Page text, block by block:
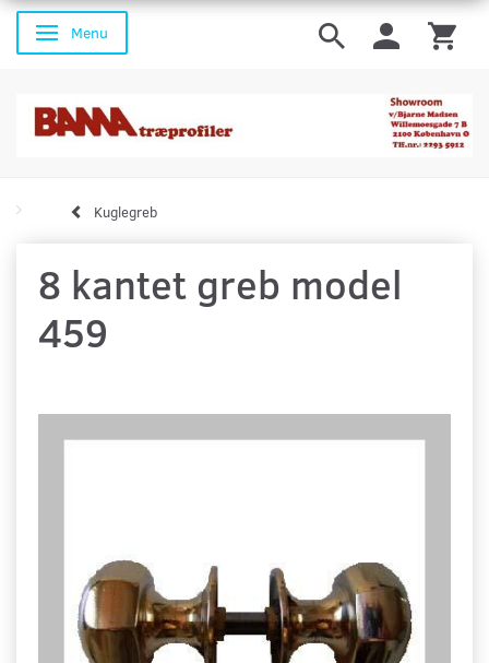
Skifte navigation
Menu
Kuglegreb
8 kantet greb model
459